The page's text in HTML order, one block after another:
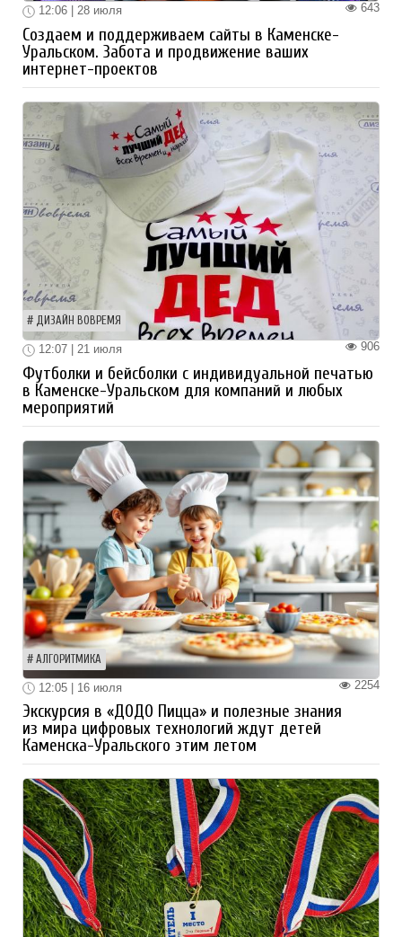
643
12:06 | 28 июля
Создаем и поддерживаем сайты в Каменске-
Уральском. Забота и продвижение ваших
интернет-проектов
ДИЗАЙН ВОВРЕМЯ
906
12:07 | 21 июля
Футболки и бейсболки с индивидуальной печатью
в Каменске-Уральском для компаний и любых
мероприятий
АЛГОРИТМИКА
2254
12:05 | 16 июля
Экскурсия в «ДОДО Пицца» и полезные знания
из мира цифровых технологий ждут детей
Каменска-Уральского этим летом